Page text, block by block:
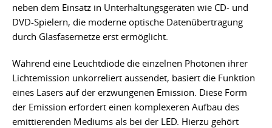
neben dem Einsatz in Unterhaltungsgeräten wie CD- und
DVD-Spielern, die moderne optische Datenübertragung
durch Glasfasernetze erst ermöglicht.
Während eine Leuchtdiode die einzelnen Photonen ihrer
Lichtemission unkorreliert aussendet, basiert die Funktion
eines Lasers auf der erzwungenen Emission. Diese Form
der Emission erfordert einen komplexeren Aufbau des
emittierenden Mediums als bei der LED. Hierzu gehört